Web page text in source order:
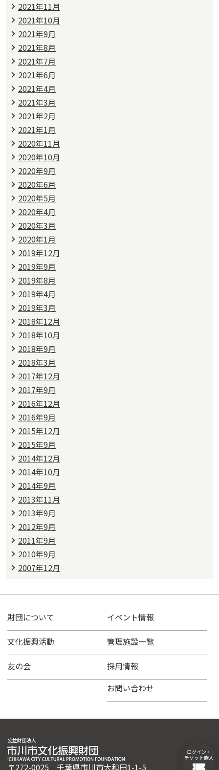
2021年11月
2021年10月
2021年9月
2021年8月
2021年7月
2021年6月
2021年4月
2021年3月
2021年2月
2021年1月
2020年11月
2020年10月
2020年9月
2020年6月
2020年5月
2020年4月
2020年3月
2020年1月
2019年12月
2019年9月
2019年8月
2019年4月
2019年3月
2018年12月
2018年10月
2018年9月
2018年3月
2017年12月
2017年9月
2016年12月
2016年9月
2015年12月
2015年9月
2014年12月
2014年10月
2014年9月
2013年11月
2013年9月
2012年9月
2011年9月
2010年9月
2007年12月
財団について イベント情報
文化振興活動 管理施設一覧
友の会
採用情報
お問い合わせ
ログイン・
チケット購入
〒272-0025 千葉県市川市大和田1-1-5